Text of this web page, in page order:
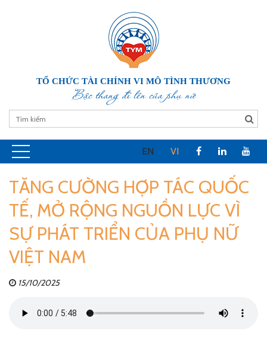
TỔ CHỨC TÀI CHÍNH VI MÔ TÌNH THƯƠNG
Bậc thang đi lên của phụ nữ
EN VI
TĂNG CƯỜNG HỢP TÁC QUỐC
TẾ, MỞ RỘNG NGUỒN LỰC VÌ
SỰ PHÁT TRIỂN CỦA PHỤ NỮ
VIỆT NAM
15/10/2025